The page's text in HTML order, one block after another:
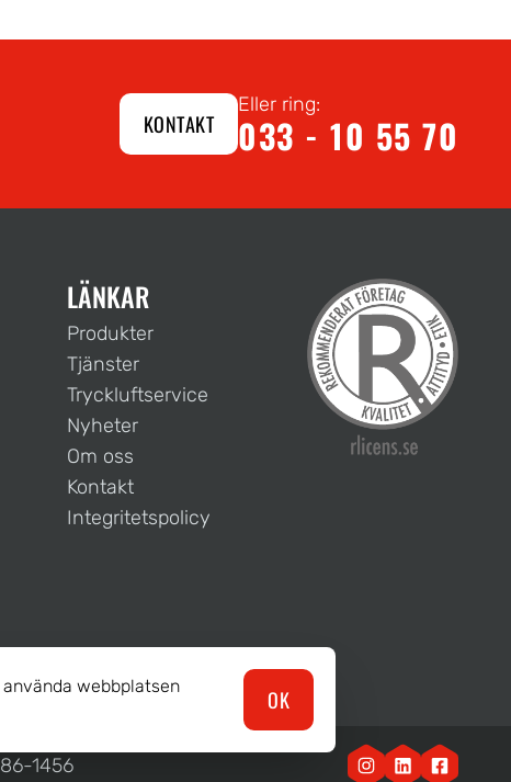
KONTAKT
Eller ring:
033 - 10 55 70
LÄNKAR
Produkter
Tjänster
Tryckluftservice
Nyheter
Om oss
Kontakt
Integritetspolicy
1456
webbplatsen
OK